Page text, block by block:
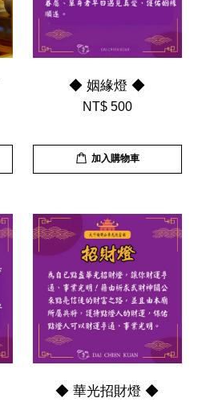
◆ 姻緣燈 ◆
NT$ 500
加入購物車
◆ 華光招財燈 ◆